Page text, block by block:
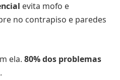
evita mofo e
no contrapiso e paredes
ela. 80% dos problemas